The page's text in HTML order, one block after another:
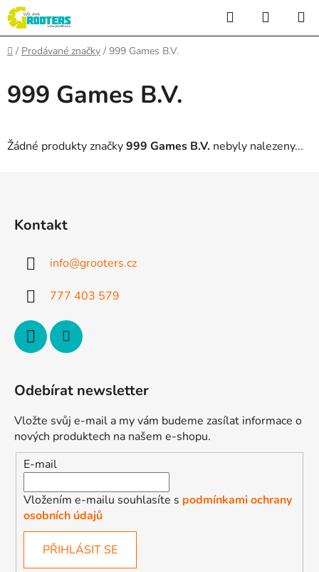
Přejít
na
obsah
Hledat
KOŠÍK
Domů
/ Prodávané značky / 999 Games B.V.
999 Games B.V.
Žádné produkty značky999 Games B.V. nebyly nalezeny...
Kontakt
info@grooters.cz
777 403 579
Odebírat newsletter
Vložte svůj e-mail a my vám budeme zasílat informace o
nových produktech na našem e-shopu.
E-mail
Vložením e-mailu souhlasíte s podmínkami ochrany
osobních údajů
PŘIHLÁSIT SE